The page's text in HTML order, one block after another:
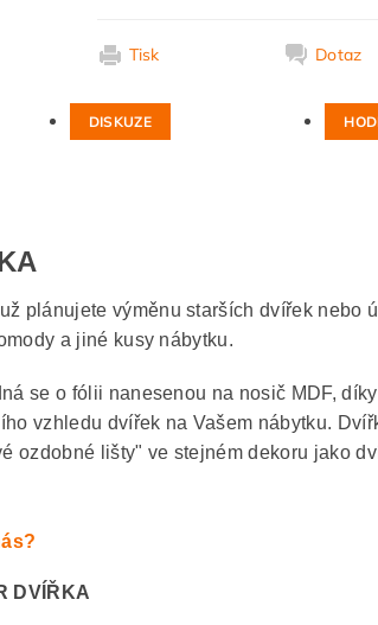
Tisk Dotaz
DISKUZE
plánujete výměnu starších dvířek nebo
a jiné kusy nábytku.
se o fólii nanesenou na nosič MDF,
vzhledu dvířek na Vašem nábytku.
ozdobné lišty" ve stejném dekoru jako
DVÍŘKA